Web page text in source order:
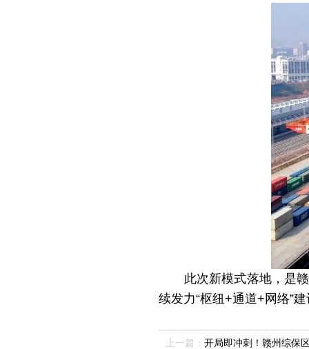
此次新模式落地，是
续发力“枢纽+通道+网络”
上一篇： 开局即冲刺！赣州综保